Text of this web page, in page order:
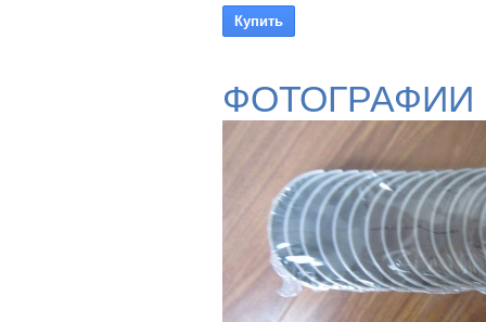
ФОТОГРАФИИ